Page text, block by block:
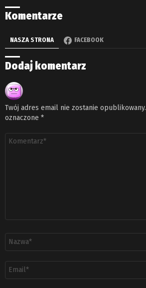
Komentarze
NASZA STRONA FACEBOOK
Dodaj komentarz
Twój adres email nie zostanie opublikowany.
oznaczone *
email
*